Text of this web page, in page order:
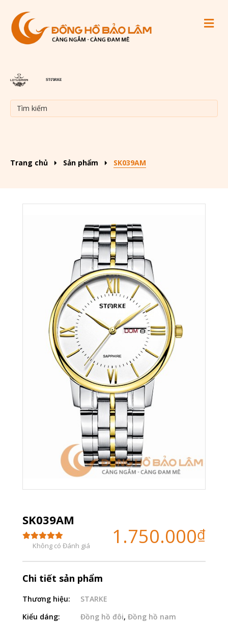
Trang chủ Sản phẩm SK039AM
SK039AM
Không có Đánh giá 1.750.000₫
Chi tiết sản phẩm
Thương hiệu:
STARKE
Kiểu dáng:
Đồng hồ đôi, Đồng hồ nam